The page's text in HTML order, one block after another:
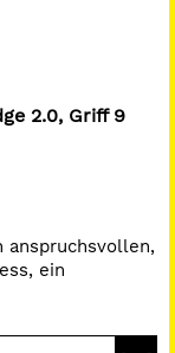
2.0, Griff 9
anspruchsvollen,
ein